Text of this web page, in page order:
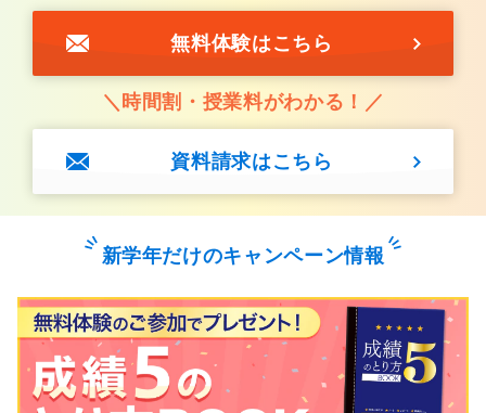
無料体験はこちら
＼時間割・授業料がわかる！／
資料請求はこちら
新学年だけのキャンペーン情報